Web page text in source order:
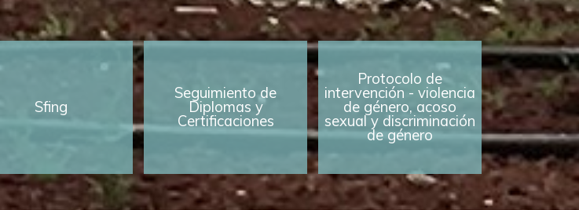
Sfing
Seguimiento de
Diplomas y
Certificaciones
Protocolo de
intervención - violencia
de género, acoso
sexual y discriminación
de género